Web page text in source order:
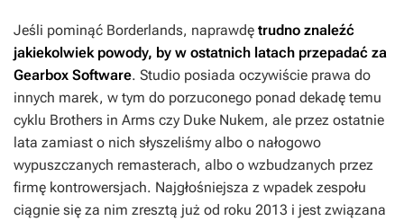
Jeśli pominąć Borderlands, naprawdę trudno znaleźć
jakiekolwiek powody, by w ostatnich latach przepadać za
Gearbox Software. Studio posiada oczywiście prawa do
innych marek, w tym do porzuconego ponad dekadę temu
cyklu Brothers in Arms czy Duke Nukem, ale przez ostatnie
lata zamiast o nich słyszeliśmy albo o nałogowo
wypuszczanych remasterach, albo o wzbudzanych przez
firmę kontrowersjach. Najgłośniejsza z wpadek zespołu
ciągnie się za nim zresztą już od roku 2013 i jest związana